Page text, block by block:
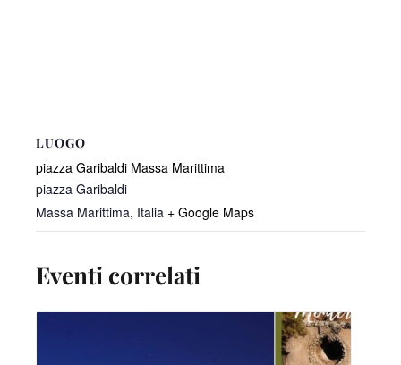
LUOGO
piazza Garibaldi Massa Marittima
piazza Garibaldi
Massa Marittima, Italia + Google Maps
Eventi correlati